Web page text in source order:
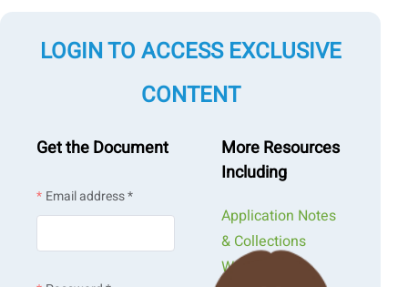
소개
측정 무결성 유지: 비정상적인 PSD 및 흐림 경향 해결하기
맞춤형 전처리를 통한 불포화 분산 극복하기
LOGIN TO ACCESS EXCLUSIVE
CONTENT
Get the Document
Email address *
More Resources
Including
Application Notes
& Collections
Webinars &